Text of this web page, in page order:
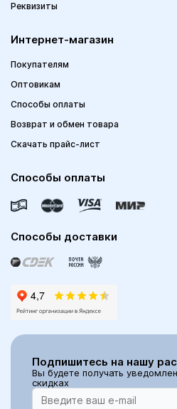
Реквизиты
Интернет-магазин
Покупателям
Оптовикам
Способы оплаты
Возврат и обмен товара
Скачать прайс-лист
Способы оплаты
Способы доставки
Подпишитесь на нашу
Вы будете получать
скидках